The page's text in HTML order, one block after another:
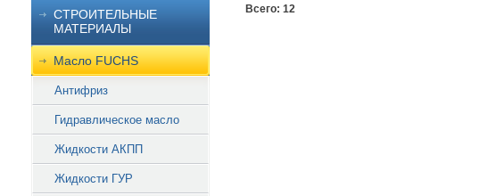
СТРОИТЕЛЬНЫЕ
МАТЕРИАЛЫ
Масло FUCHS
Антифриз
Гидравлическое масло
Жидкости АКПП
Жидкости ГУР
Всего: 12